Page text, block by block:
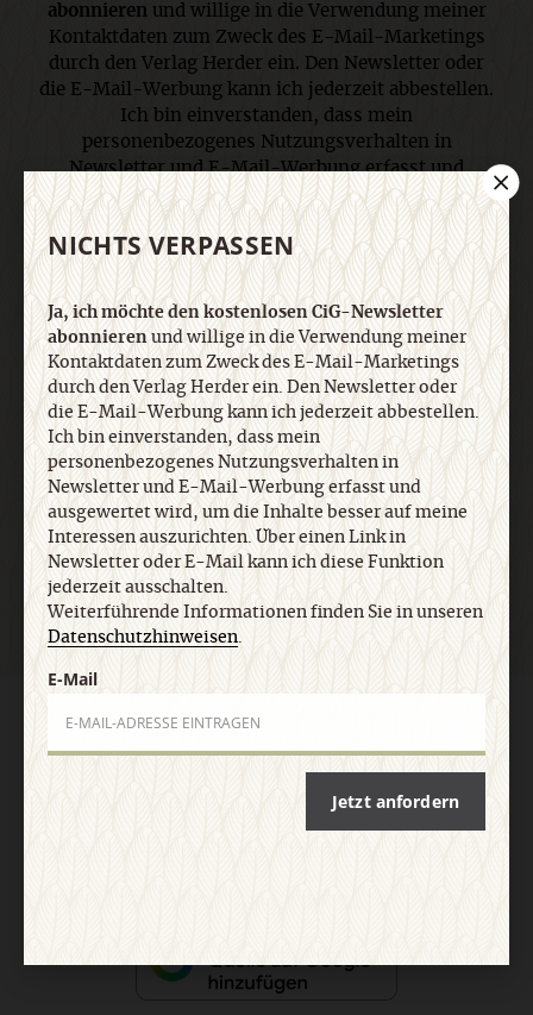
abonnieren und willige in die Verwendung meiner
Kontaktdaten zum Zweck des E-Mail-Marketings
durch den Verlag Herder ein. Den Newsletter oder
die E-Mail-Werbung kann ich jederzeit abbestellen.
Ich bin einverstanden, dass mein
personenbezogenes Nutzungsverhalten in
Newsletter und E-Mail-Werbung erfasst und
ausgewertet wird, um die Inhalte besser auf meine
Interessen auszurichten. Über einen Link in
Newsletter oder E-Mail kann ich diese Funktion
jederzeit ausschalten. Weiterführende
Informationen finden Sie in unseren
Datenschutzhinweisen.
E-Mail
Jetzt anmelden
AGB und Widerrufsbelehrung
Abo online kündigen
NICHTS VERPASSEN
Ja, ich möchte den kostenlosen CiG-Newsletter
abonnierenund willige in die Verwendung meiner
Kontaktdaten zum Zweck des E-Mail-Marketings
durch den Verlag Herder ein. Den Newsletter oder
die E-Mail-Werbung kann ich jederzeit abbestellen.
Ich bin einverstanden, dass mein
personenbezogenes Nutzungsverhalten in
Newsletter und E-Mail-Werbung erfasst und
ausgewertet wird, um die Inhalte besser auf meine
Interessen auszurichten. Über einen Link in
Newsletter oder E-Mail kann ich diese Funktion
jederzeit ausschalten.
Weiterführende Informationen finden Sie in unseren
Datenschutzhinweisen.
E-Mail
Jetzt anfordern